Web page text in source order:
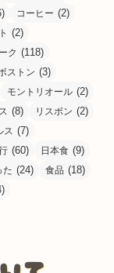
コーヒー (2)
(2)
ク (118)
ストン (3)
モントリオール (2)
(8) リスボン (2)
ス (7)
(60) 日本食 (9)
た (24) 食品 (18)